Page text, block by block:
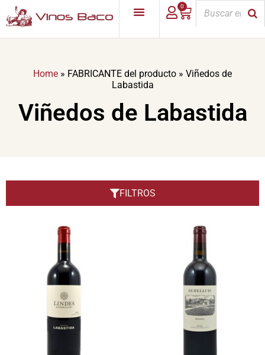
0
Home » FABRICANTE del producto » Viñedos de
Labastida
Viñedos de Labastida
FILTROS